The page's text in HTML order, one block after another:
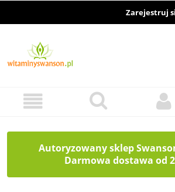
Zarejestruj
Autoryzowany sklep
Darmowa dostawa od